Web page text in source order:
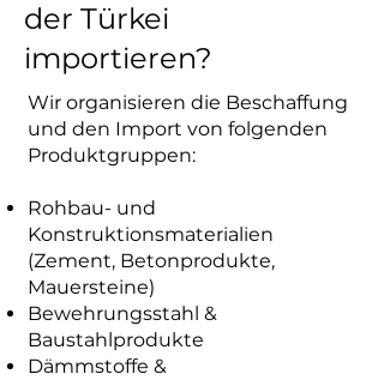
der Türkei
importieren?
Wir organisieren die Beschaffung
und den Import von folgenden
Produktgruppen:
Rohbau- und
Konstruktionsmaterialien
(Zement, Betonprodukte,
Mauersteine)
Bewehrungsstahl &
Baustahlprodukte
Dämmstoffe &